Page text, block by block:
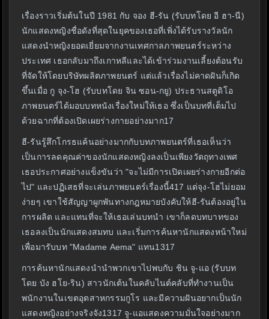
เรื่องราวเริ่มต้นในปี 1981 กับ จอง ฮี-รัน (รับบทโดย อี ฮา-นี)
นักแสดงหญิงชื่อดังที่สุดในยุคของเธอที่เพิ่งได้รับรางวัลนัก
แสดงนำหญิงยอดเยี่ยมจากงานเทศกาลภาพยนตร์ระหว่าง
ประเทศ เธอกลับมาถึงเกาหลีและได้เข้าร่วมงานเลี้ยงต้อนรับ
ที่จัดให้โดยบริษัทผลิตภาพยนตร์ แต่แล้วเรื่องไม่คาดฝันก็เกิด
ขึ้นเมื่อ กู จุง-โฮ (รับบทโดย จิน ซอน-กยู) ประธานสตูดิโอ
ภาพยนตร์ได้มอบบทหนังเรื่องใหม่ให้เธอ ซึ่งเป็นบทที่เต็มไป
ด้วยฉากที่ต้องเปิดเผยร่างกายอย่างมาก17
ฮี-รันรู้สึกโกรธแค้นอย่างมากกับบทภาพยนตร์ที่เธอเห็นว่า
เป็นการลดคุณค่าของนักแสดงหญิงลงเป็นเพียงวัตถุทางเพศ
เธอประกาศอย่างแข็งขันว่า "จะไม่มีการเปิดเผยร่างกายอีกต่อ
ไป" และปฏิเสธที่จะเล่นภาพยนตร์เรื่องนี้417 แต่จุง-โฮไม่ยอม
ง่ายๆ เขาใช้สัญญาผูกพันทางกฎหมายบังคับให้ฮี-รันต้องอยู่ใน
การผลิต และแทนที่จะให้เธอเล่นบทนำ เขาก็ลดบทบาทของ
เธอลงเป็นนักแสดงสมทบ และเริ่มการค้นหานักแสดงหน้าใหม่
เพื่อมารับบท "Madame Aema" แทน1317
การค้นหานักแสดงนำนำพวกเขาไปพบกับ ชิน จู-แอ (รับบท
โดย บัง ฮโย-ริน) สาวนักเต้นในคลับไนต์คลับที่ทำงานเป็น
พนักงานในเขตอุตสาหกรรมกูโร และมีความฝันอยากเป็นนัก
แสดงหญิงอย่างจริงจัง1317 จู-แอแสดงความมั่นใจอย่างมาก